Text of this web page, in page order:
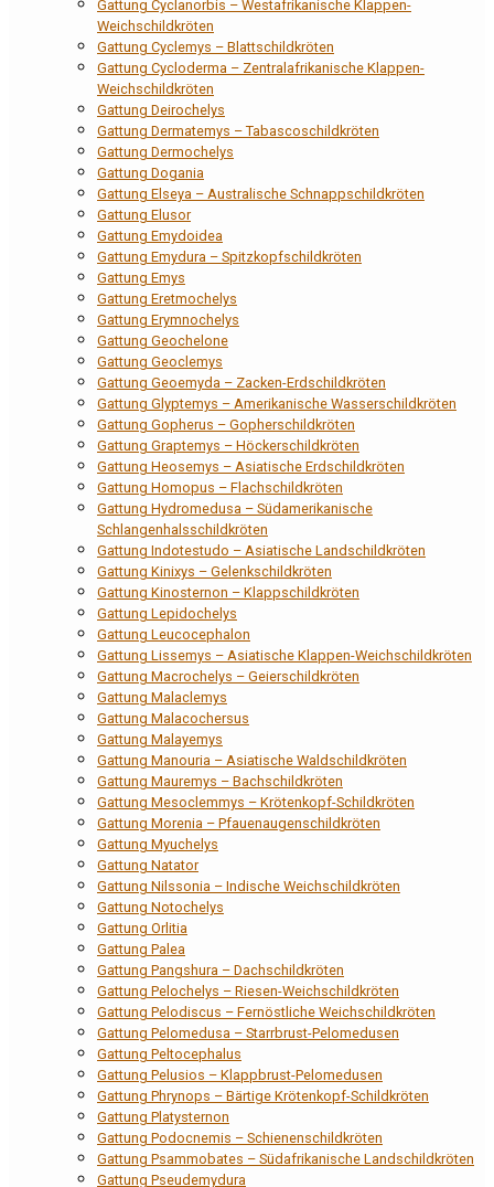
Gattung Cyclanorbis – Westafrikanische Klappen-
Weichschildkröten
Gattung Cyclemys – Blattschildkröten
Gattung Cycloderma – Zentralafrikanische Klappen-
Weichschildkröten
Gattung Deirochelys
Gattung Dermatemys – Tabascoschildkröten
Gattung Dermochelys
Gattung Dogania
Gattung Elseya – Australische Schnappschildkröten
Gattung Elusor
Gattung Emydoidea
Gattung Emydura – Spitzkopfschildkröten
Gattung Emys
Gattung Eretmochelys
Gattung Erymnochelys
Gattung Geochelone
Gattung Geoclemys
Gattung Geoemyda – Zacken-Erdschildkröten
Gattung Glyptemys – Amerikanische Wasserschildkröten
Gattung Gopherus – Gopherschildkröten
Gattung Graptemys – Höckerschildkröten
Gattung Heosemys – Asiatische Erdschildkröten
Gattung Homopus – Flachschildkröten
Gattung Hydromedusa – Südamerikanische
Schlangenhalsschildkröten
Gattung Indotestudo – Asiatische Landschildkröten
Gattung Kinixys – Gelenkschildkröten
Gattung Kinosternon – Klappschildkröten
Gattung Lepidochelys
Gattung Leucocephalon
Gattung Lissemys – Asiatische Klappen-Weichschildkröten
Gattung Macrochelys – Geierschildkröten
Gattung Malaclemys
Gattung Malacochersus
Gattung Malayemys
Gattung Manouria – Asiatische Waldschildkröten
Gattung Mauremys – Bachschildkröten
Gattung Mesoclemmys – Krötenkopf-Schildkröten
Gattung Morenia – Pfauenaugenschildkröten
Gattung Myuchelys
Gattung Natator
Gattung Nilssonia – Indische Weichschildkröten
Gattung Notochelys
Gattung Orlitia
Gattung Palea
Gattung Pangshura – Dachschildkröten
Gattung Pelochelys – Riesen-Weichschildkröten
Gattung Pelodiscus – Fernöstliche Weichschildkröten
Gattung Pelomedusa – Starrbrust-Pelomedusen
Gattung Peltocephalus
Gattung Pelusios – Klappbrust-Pelomedusen
Gattung Phrynops – Bärtige Krötenkopf-Schildkröten
Gattung Platysternon
Gattung Podocnemis – Schienenschildkröten
Gattung Psammobates – Südafrikanische Landschildkröten
Gattung Pseudemydura